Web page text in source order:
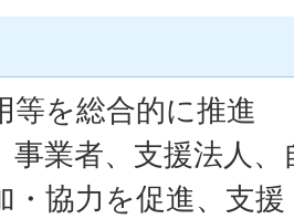
等を総合的に推進
事業者、支援法人
・協力を促進、支援